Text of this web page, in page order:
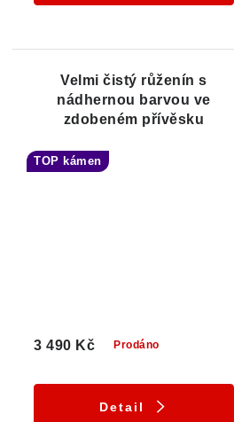
Velmi čistý růženín s
nádhernou barvou ve
zdobeném přívěsku
TOP kámen
Prodáno
3 490 Kč
Detail